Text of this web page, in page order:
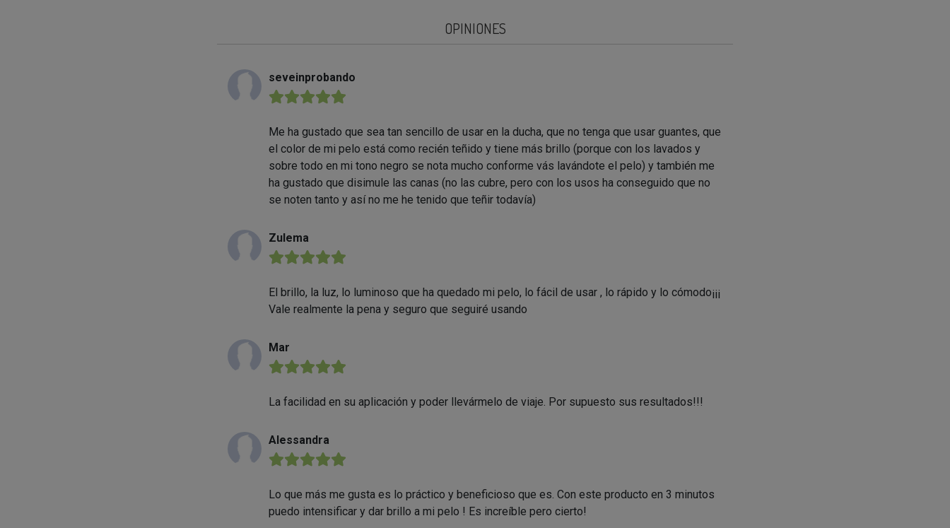
OPINIONES
seveinprobando
★★★★★
Me ha gustado que sea tan sencillo de usar en la ducha, que no tenga que usar guantes, que
el color de mi pelo está como recién teñido y tiene más brillo (porque con los lavados y
sobre todo en mi tono negro se nota mucho conforme vás lavándote el pelo) y también me
ha gustado que disimule las canas (no las cubre, pero con los usos ha conseguido que no
se noten tanto y así no me he tenido que teñir todavía)
Zulema
★★★★★
El brillo, la luz, lo luminoso que ha quedado mi pelo, lo fácil de usar , lo rápido y lo cómodo¡¡¡
Vale realmente la pena y seguro que seguiré usando
Mar
★★★★★
La facilidad en su aplicación y poder llevármelo de viaje. Por supuesto sus resultados!!!
Alessandra
★★★★★
Lo que más me gusta es lo práctico y beneficioso que es. Con este producto en 3 minutos
puedo intensificar y dar brillo a mi pelo ! Es increíble pero cierto!